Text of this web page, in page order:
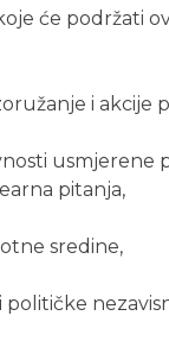
će podržati
i akcije
usmjerene
pitanja,
sredine,